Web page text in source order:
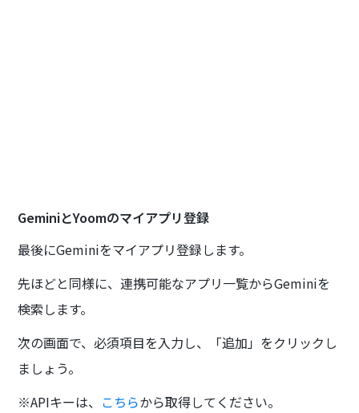
GeminiとYoomのマイアプリ登録
最後にGeminiをマイアプリ登録します。
先ほどと同様に、連携可能なアプリ一覧からGeminiを
検索します。
次の画面で、必須項目を入力し、「追加」をクリックし
ましょう。
※APIキーは、 こちらから取得してください。